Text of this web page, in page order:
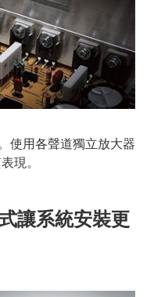
使用各聲道獨立放大器
現。
讓系統安裝更